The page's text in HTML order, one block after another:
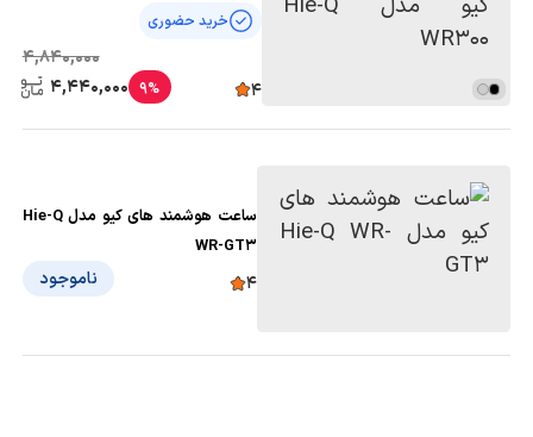
خرید حضوری
4
4,840,000
9%
4,440,000
ساعت هوشمند های کیو مدل Hie-Q
WR-GT3
4 ناموجود